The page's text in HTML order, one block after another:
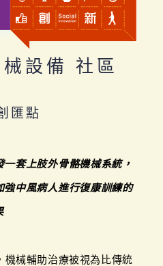
設備 社區
匯點
一套上肢外骨骼機械系統，
強中風病人進行復康訓練的
機械輔助治療被視為比傳統